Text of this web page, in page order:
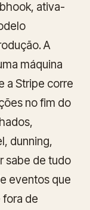
ativa-
A
máquina
a Stripe corre
no fim do
dunning,
sabe de tudo
eventos que
fora de